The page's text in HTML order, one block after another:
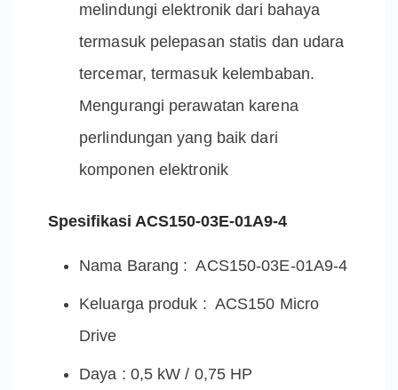
melindungi elektronik dari bahaya
termasuk pelepasan statis dan udara
tercemar, termasuk kelembaban.
Mengurangi perawatan karena
perlindungan yang baik dari
komponen elektronik
Spesifikasi ACS150-03E-01A9-4
Nama Barang : ACS150-03E-01A9-4
Keluarga produk : ACS150 Micro
Drive
Daya : 0,5 kW / 0,75 HP